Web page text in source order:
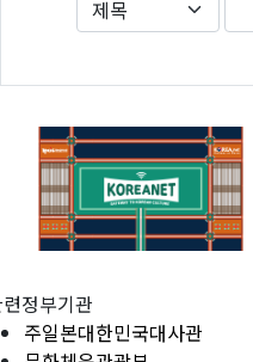
정부기관
주일본대한민국대사관